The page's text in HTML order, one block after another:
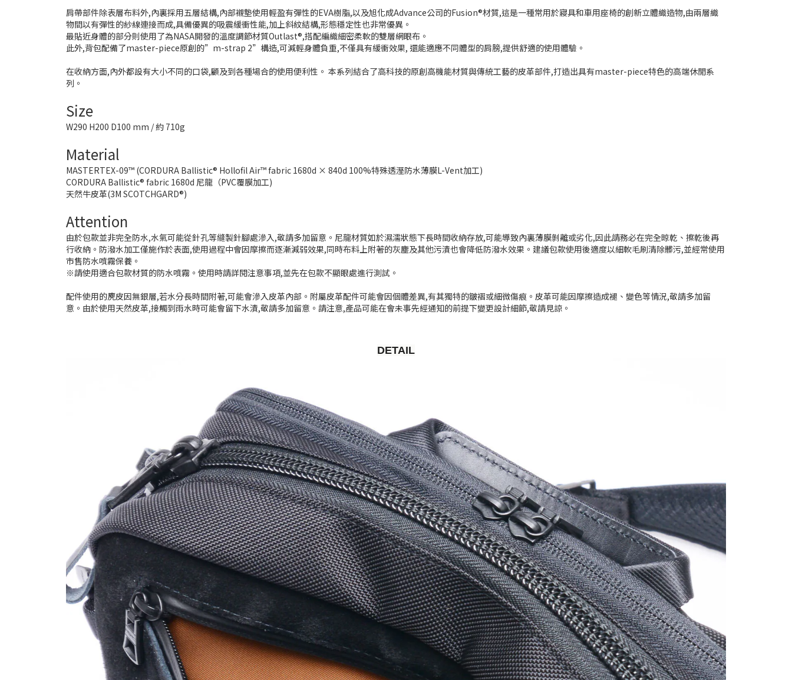
肩帶部件除表層布料外,內裏採用五層結構,內部襯墊使用輕盈有彈性的EVA樹脂,以及旭化成Advance公司的Fusion®材質,這是一種常用於寢具和車用座椅的創新立體織造物,由兩層織
物間以有彈性的紗線連接而成,具備優異的吸震緩衝性能,加上斜紋結構,形態穩定性也非常優異。
最貼近身體的部分則使用了為NASA開發的溫度調節材質Outlast®,搭配編織細密柔軟的雙層網眼布。
此外,背包配備了master-piece原創的”m-strap 2”構造,可減輕身體負重,不僅具有緩衝效果, 還能適應不同體型的肩膀,提供舒適的使用體驗。
在收納方面,內外都設有大小不同的口袋,顧及到各種場合的使用便利性。 本系列結合了高科技的原創高機能材質與傳統工藝的皮革部件,打造出具有master-piece特色的高端休閒系
列。
Size
W290 H200 D100 mm /約 710g
Material
MASTERTEX-09™ (CORDURA Ballistic® Hollofil Air™ fabric 1680d × 840d 100%特殊透溼防水薄膜L-Vent加工)
CORDURA Ballistic® fabric 1680d 尼龍（PVC覆膜加工)
天然牛皮革(3M SCOTCHGARD®)
Attention
由於包款並非完全防水,水氣可能從針孔等縫製針腳處滲入,敬請多加留意。尼龍材質如於濕濡狀態下長時間收納存放,可能導致內裏薄膜剝離或劣化,因此請務必在完全晾乾、擦乾後再
行收納。防潑水加工僅施作於表面,使用過程中會因摩擦而逐漸減弱效果,同時布料上附著的灰塵及其他污漬也會降低防潑水效果。建議包款使用後適度以細軟毛刷清除髒污,並經常使用
市售防水噴霧保養。
※請使用適合包款材質的防水噴霧。使用時請詳閱注意事項,並先在包款不顯眼處進行測試。
配件使用的麂皮因無銀層,若水分長時間附著,可能會滲入皮革內部。附屬皮革配件可能會因個體差異,有其獨特的皺褶或細微傷痕。皮革可能因摩擦造成褪、變色等情況,敬請多加留
意。由於使用天然皮革,接觸到雨水時可能會留下水漬,敬請多加留意。請注意,產品可能在會未事先經通知的前提下變更設計細節,敬請見諒。
DETAIL